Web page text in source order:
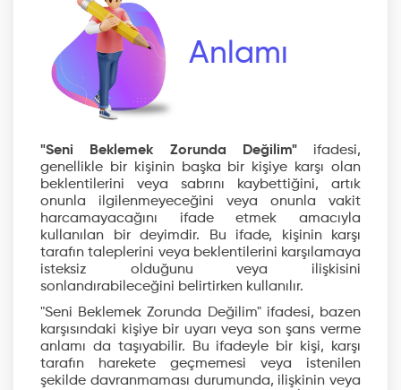
Anlamı
"Seni Beklemek Zorunda Değilim"ifadesi,
genellikle bir kişinin başka bir kişiye karşı olan
beklentilerini veya sabrını kaybettiğini, artık
onunla ilgilenmeyeceğini veya onunla vakit
harcamayacağını ifade etmek amacıyla
kullanılan bir deyimdir. Bu ifade, kişinin karşı
tarafın taleplerini veya beklentilerini karşılamaya
isteksiz olduğunu veya ilişkisini
sonlandırabileceğini belirtirken kullanılır.
"Seni Beklemek Zorunda Değilim" ifadesi, bazen
karşısındaki kişiye bir uyarı veya son şans verme
anlamı da taşıyabilir. Bu ifadeyle bir kişi, karşı
tarafın harekete geçmemesi veya istenilen
şekilde davranmaması durumunda, ilişkinin veya